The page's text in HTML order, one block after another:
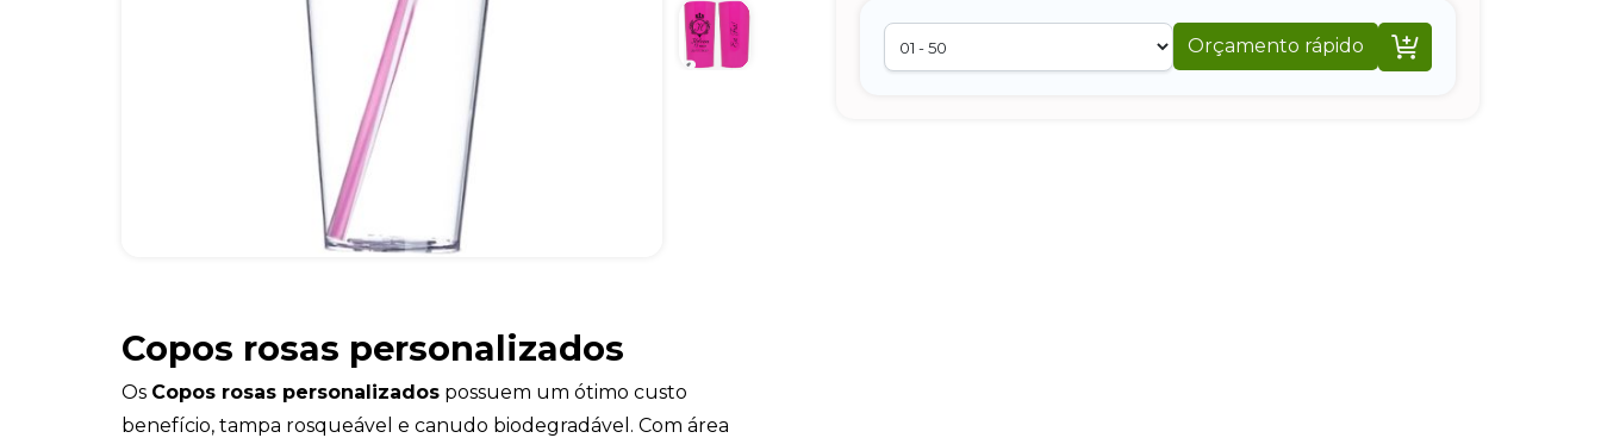
Orçamento rápido 
Copos rosas personalizados
Os Copos rosas personalizados possuem um ótimo custo
benefício, tampa rosqueável e canudo biodegradável. Com área